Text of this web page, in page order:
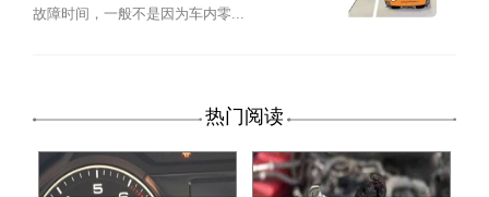
故障时间，一般不是因为车内零...
热门阅读